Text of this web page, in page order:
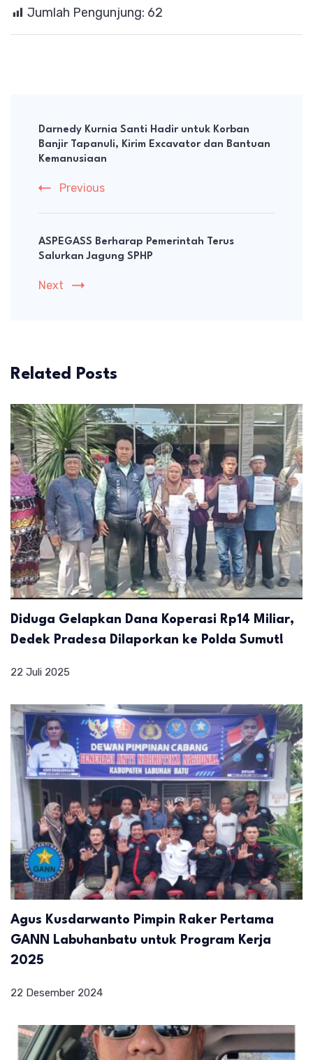
Jumlah Pengunjung: 62
Navigation
Darnedy Kurnia Santi Hadir untuk Korban
Banjir Tapanuli, Kirim Excavator dan Bantuan
Kemanusiaan
Previous
ASPEGASS Berharap Pemerintah Terus
Salurkan Jagung SPHP
Next
Related Posts
Diduga Gelapkan Dana Koperasi Rp14 Miliar,
Dedek Pradesa Dilaporkan ke Polda Sumut!
22 Juli 2025
Agus Kusdarwanto Pimpin Raker Pertama
GANN Labuhanbatu untuk Program Kerja
2025
22 Desember 2024